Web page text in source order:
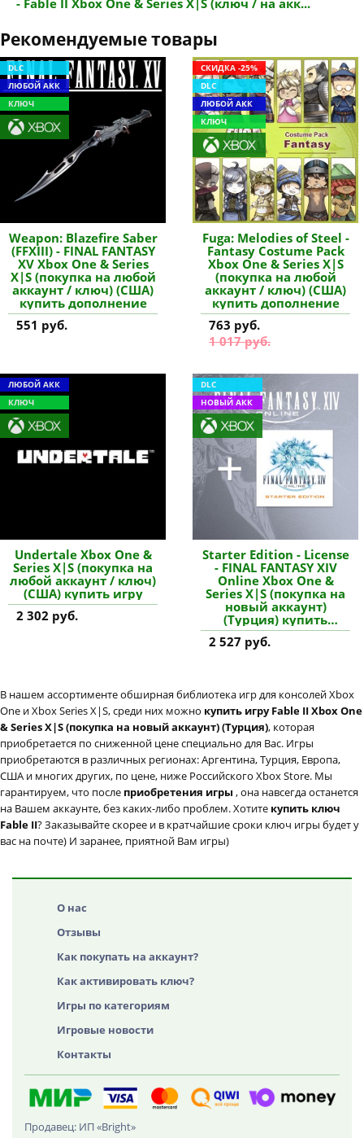
Рекомендуемые товары
DLC
ЛЮБОЙ АКК
КЛЮЧ
Weapon: Blazefire Saber
(FFXIII) - FINAL FANTASY
XV Xbox One & Series
X|S (покупка на любой
аккаунт / ключ) (США)
купить дополнение
551 руб.
СКИДКА -25%
DLC
ЛЮБОЙ АКК
КЛЮЧ
Fuga: Melodies of Steel -
Fantasy Costume Pack
Xbox One & Series X|S
(покупка на любой
аккаунт / ключ) (США)
купить дополнение
763 руб.
1 017 руб.
ЛЮБОЙ АКК
КЛЮЧ
Undertale Xbox One &
Series X|S (покупка на
любой аккаунт / ключ)
(США) купить игру
2 302 руб.
DLC
НОВЫЙ АКК
Starter Edition - License
- FINAL FANTASY XIV
Online Xbox One &
Series X|S (покупка на
новый аккаунт)
(Турция) купить
дополнение
2 527 руб.
В нашем ассортименте обширная библиотека игр для консолей Xbox
One и Xbox Series X|S, среди них можно купить игру Fable II Xbox One
& Series X|S (покупка на новый аккаунт) (Турция), которая
приобретается по сниженной цене специально для Вас. Игры
приобретаются в различных регионах: Аргентина, Турция, Европа,
США и многих других, по цене, ниже Российского Xbox Store. Мы
гарантируем, что после приобретения игры , она навсегда останется
на Вашем аккаунте, без каких-либо проблем. Хотите купить ключ
Fable II? Заказывайте скорее и в кратчайшие сроки ключ игры будет у
вас на почте) И заранее, приятной Вам игры)
О нас
Отзывы
Как покупать на аккаунт?
Как активировать ключ?
Игры по категориям
Игровые новости
Контакты
Продавец: ИП «Bright»